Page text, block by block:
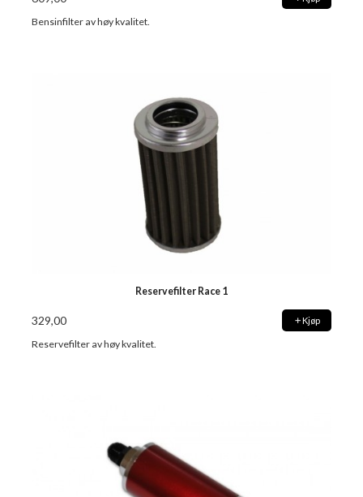
Bensinfilter av høy kvalitet.
Reservefilter Race 1
329,00 Kjøp
Reservefilter av høy kvalitet.